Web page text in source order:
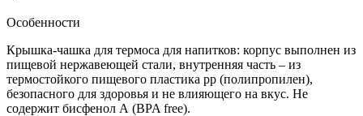
Особенности
Крышка-чашка для термоса для напитков: корпус выполнен из
пищевой нержавеющей стали, внутренняя часть – из
термостойкого пищевого пластика pp (полипропилен),
безопасного для здоровья и не влияющего на вкус. Не
содержит бисфенол А (BPA free).